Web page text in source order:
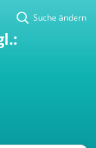
Suche ändern